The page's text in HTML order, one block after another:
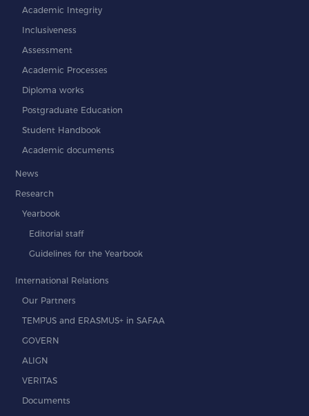
Academic Integrity
Inclusiveness
Assessment
Academic Processes
Diploma works
Postgraduate Education
Student Handbook
Academic documents
News
Research
Yearbook
Editorial staff
Guidelines for the Yearbook
International Relations
Our Partners
TEMPUS and ERASMUS+ in SAFAA
GOVERN
ALIGN
VERITAS
Documents